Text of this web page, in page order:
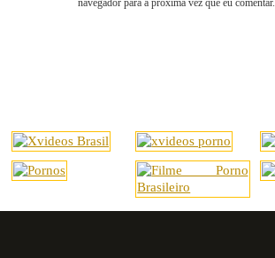
navegador para a próxima vez que eu comentar.